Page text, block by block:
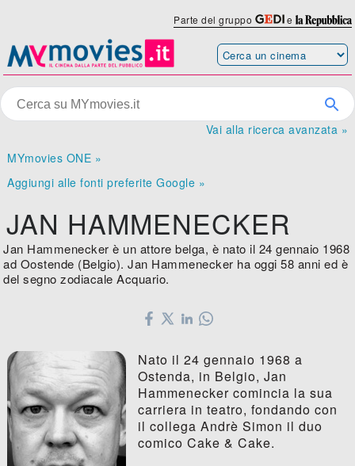
Parte del gruppo e
Vai alla ricerca avanzata »
MYmovies ONE »
Aggiungi alle fonti preferite Google »
JAN HAMMENECKER
Jan Hammenecker è un attore belga, è nato il 24 gennaio 1968
ad Oostende (Belgio). Jan Hammenecker ha oggi 58 anni ed è
del segno zodiacale Acquario.
Nato il 24 gennaio 1968 a
Ostenda, in Belgio, Jan
Hammenecker comincia la sua
carriera in teatro, fondando con
il collega Andrè Simon il duo
comico Cake & Cake.